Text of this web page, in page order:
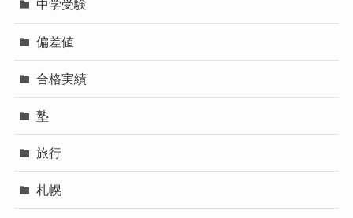
中学受験
偏差値
合格実績
塾
旅行
札幌